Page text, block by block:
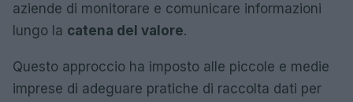
aziende di monitorare e comunicare informazioni
lungo la catena del valore.
Questo approccio ha imposto alle piccole e medie
imprese di adeguare pratiche di raccolta dati per